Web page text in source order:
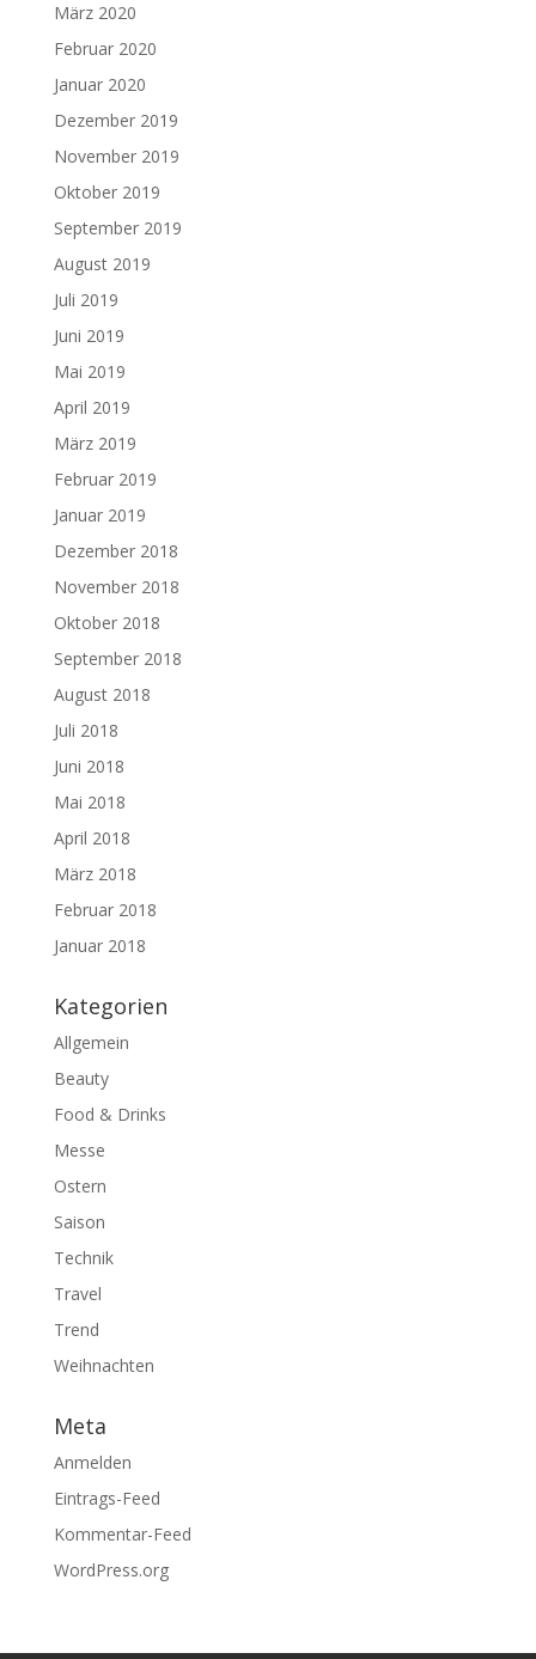
März 2020
Februar 2020
Januar 2020
Dezember 2019
November 2019
Oktober 2019
September 2019
August 2019
Juli 2019
Juni 2019
Mai 2019
April 2019
März 2019
Februar 2019
Januar 2019
Dezember 2018
November 2018
Oktober 2018
September 2018
August 2018
Juli 2018
Juni 2018
Mai 2018
April 2018
März 2018
Februar 2018
Januar 2018
Kategorien
Allgemein
Beauty
Food & Drinks
Messe
Ostern
Saison
Technik
Travel
Trend
Weihnachten
Meta
Anmelden
Eintrags-Feed
Kommentar-Feed
WordPress.org